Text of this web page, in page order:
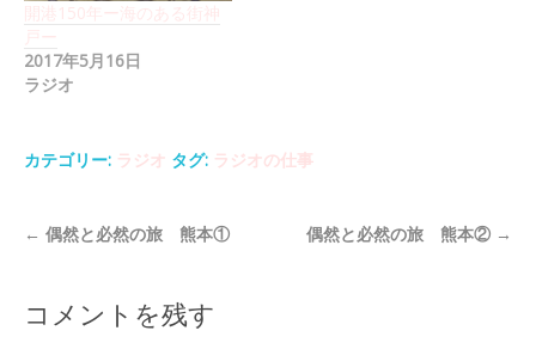
開港150年ー海のある街神
戸ー
2017年5月16日
ラジオ
カテゴリー: ラジオ タグ: ラジオの仕事
← 偶然と必然の旅 熊本① 偶然と必然の旅 熊本② →
コメントを残す